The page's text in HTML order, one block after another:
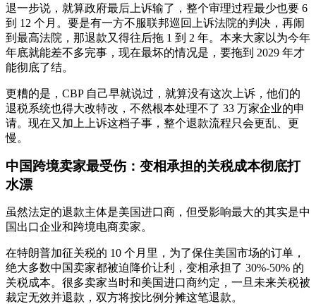
退一步说，就算政府最后上诉输了，整个审理过程最少也要 6
到 12 个月。要是有一方不服联邦巡回上诉法院的判决，再闹
到最高法院，那退款又得往后拖 1 到 2 年。本来大家以为今年
年底就能差不多完事，现在最坏的情况是，要拖到 2029 年才
能彻底了结。
更糟的是，CBP 自己早就说过，就算没有这次上诉，他们的
退税系统也得大改特改，不然根本处理不了 33 万家企业的申
请。现在又加上上诉这档子事，整个退款流程只会更乱、更
慢。
中国跨境卖家最受伤：变相承担的关税成本彻底打
水漂
虽然法定的退款主体是美国进口商，但受影响最大的其实是中
国出口企业和跨境电商卖家。
在特朗普加征关税的 10 个月里，为了保住美国市场的订单，
绝大多数中国卖家都被迫降价让利，变相承担了 30%-50% 的
关税成本。很多卖家当时和美国进口商约定，一旦未来关税被
裁定无效并退款，双方将按比例分摊这笔退款。